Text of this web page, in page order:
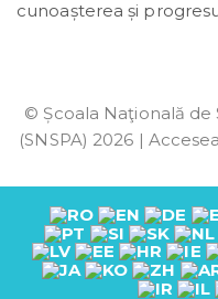
cunoașterea și
© Școala Naţională de
(SNSPA) 2026 |